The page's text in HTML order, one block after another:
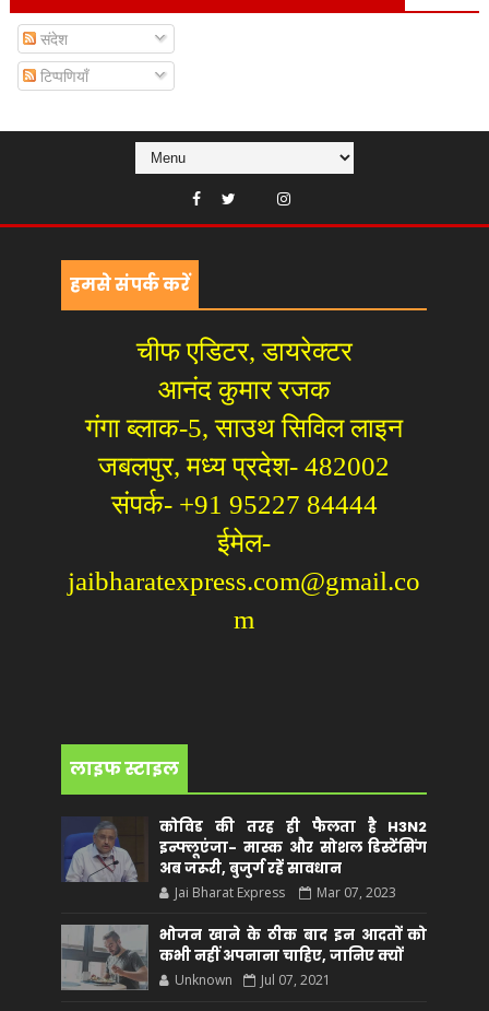
संदेश
टिप्पणियाँ
हमसे संपर्क करें
चीफ एडिटर, डायरेक्टर
आनंद कुमार रजक
गंगा ब्लाक-5, साउथ सिविल लाइन
जबलपुर, मध्य प्रदेश- 482002
संपर्क- +91 95227 84444
ईमेल-
jaibharatexpress.com@gmail.co
m
लाइफ स्टाइल
कोविड की तरह ही फैलता है H3N2
इन्फ्लूएंजा- मास्क और सोशल डिस्टेंसिंग
अब जरूरी, बुजुर्ग रहें सावधान
Jai Bharat Express Mar 07, 2023
भोजन खाने के ठीक बाद इन आदतों को
कभी नहीं अपनाना चाहिए, जानिए क्यों
Unknown Jul 07, 2021